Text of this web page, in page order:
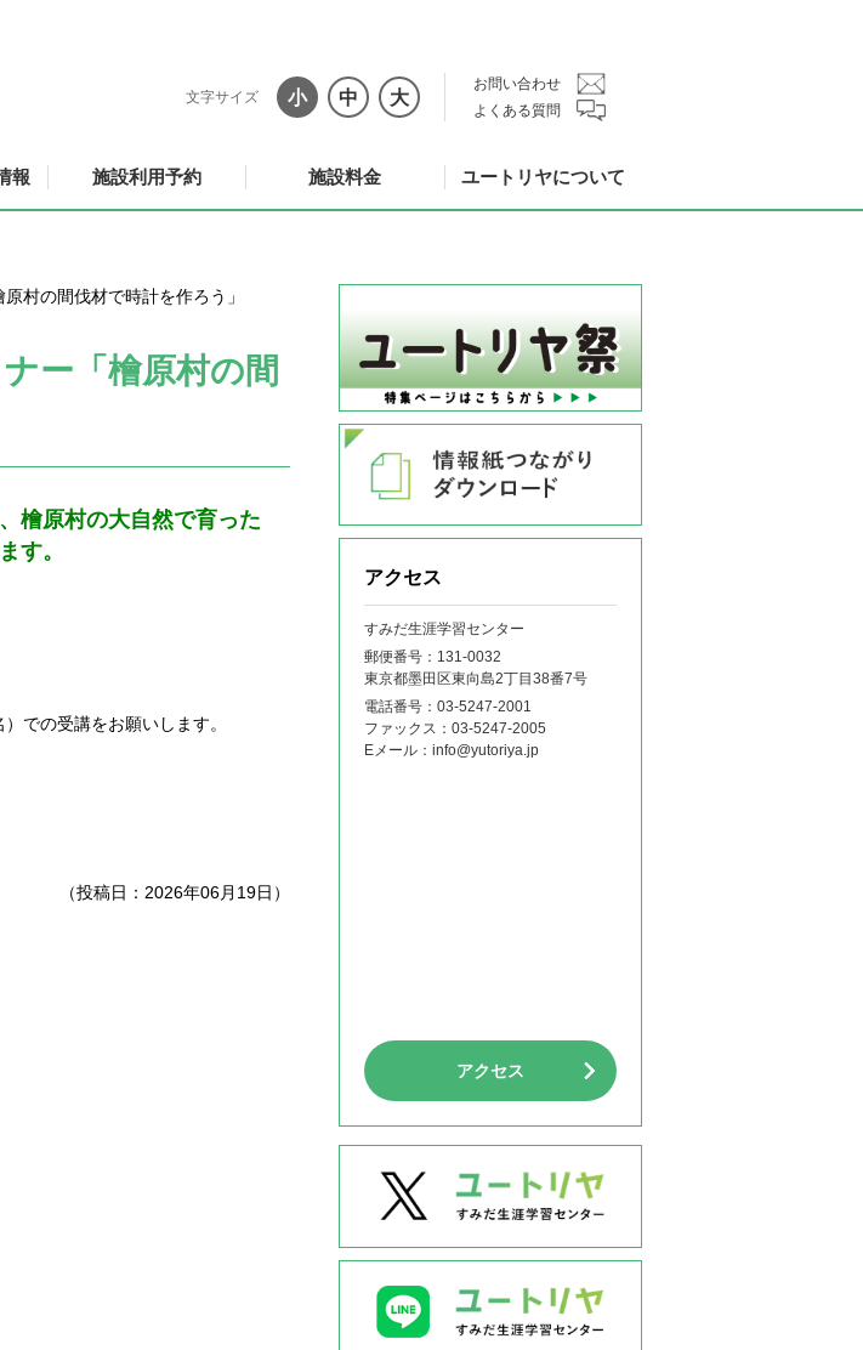
文字サイズ 小 中 大
お問い合わせ
よくある質問
報 施設利用予約 施設料金 ユートリヤについて
村の間伐材で時計を作ろう」
ー「檜原村の間
檜原村の大自然で育った
す。
の受講をお願いします。
（投稿日：2026年06月19日）
アクセス
すみだ生涯学習センター
郵便番号：131‐0032
東京都墨田区東向島2丁目38番7号
電話番号： 03-5247-2001
ファックス： 03-5247-2005
Eメール： info@yutoriya.jp
アクセス